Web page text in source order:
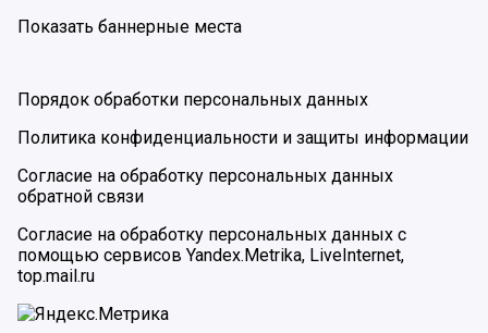
Показать баннерные места
Порядок обработки персональных данных
Политика конфиденциальности и защиты информации
Согласие на обработку персональных данных
обратной связи
Согласие на обработку персональных данных с
помощью сервисов Yandex.Metrika, LiveInternet,
top.mail.ru